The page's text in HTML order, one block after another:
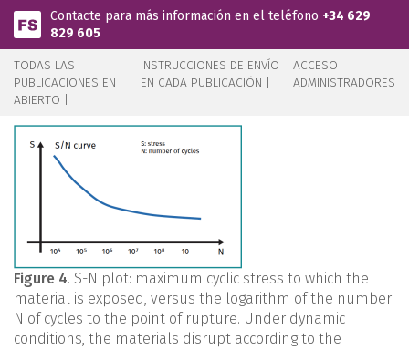
Pasar al contenido principal
Contacte para más información en el teléfono +34 629
829 605
TODAS LAS
PUBLICACIONES EN
ABIERTO |
INSTRUCCIONES DE ENVÍO
EN CADA PUBLICACIÓN |
ACCESO
ADMINISTRADORES
Figure 4. S-N plot: maximum cyclic stress to which the
material is exposed, versus the logarithm of the number
N of cycles to the point of rupture. Under dynamic
conditions, the materials disrupt according to the